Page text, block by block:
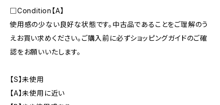
□Condition【A】
使用感の少ない良好な状態です。中古品であることをご理解のう
えお買い求めください。ご購入前に必ずショッピングガイドのご確
認をお願いいたします。
【S】未使用
【A】未使用に近い